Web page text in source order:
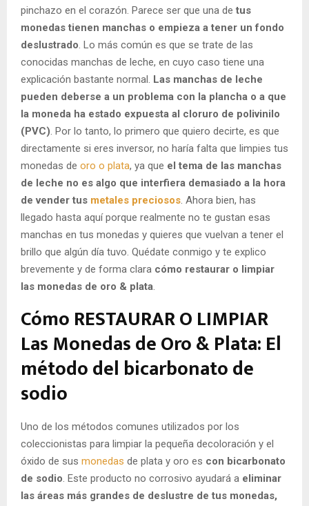
pinchazo en el corazón. Parece ser que una de tus
monedas tienen manchas o empieza a tener un fondo
deslustrado. Lo más común es que se trate de las
conocidas manchas de leche, en cuyo caso tiene una
explicación bastante normal. Las manchas de leche
pueden deberse a un problema con la plancha o a que
la moneda ha estado expuesta al cloruro de polivinilo
(PVC). Por lo tanto, lo primero que quiero decirte, es que
directamente si eres inversor, no haría falta que limpies tus
monedas de oro o plata, ya que el tema de las manchas
de leche no es algo que interfiera demasiado a la hora
de vender tus metales preciosos. Ahora bien, has
llegado hasta aquí porque realmente no te gustan esas
manchas en tus monedas y quieres que vuelvan a tener el
brillo que algún día tuvo. Quédate conmigo y te explico
brevemente y de forma clara cómo restaurar o limpiar
las monedas de oro & plata.
Cómo RESTAURAR O LIMPIAR
Las Monedas de Oro & Plata:El
método del bicarbonato de
sodio
Uno de los métodos comunes utilizados por los
coleccionistas para limpiar la pequeña decoloración y el
óxido de sus monedas de plata y oro es con bicarbonato
de sodio. Este producto no corrosivo ayudará a eliminar
las áreas más grandes de deslustre de tus monedas,